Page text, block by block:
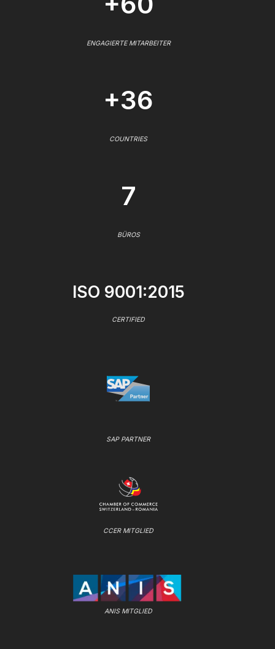
ENGAGIERTE MITARBEITER
+36
COUNTRIES
7
BÜROS
ISO 9001:2015
CERTIFIED
SAP PARTNER
CCER MITGLIED
ANIS MITGLIED